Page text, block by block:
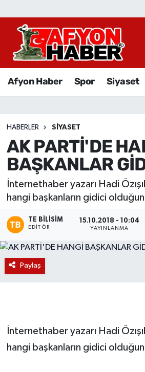
Afyon Haber Spor Siyaset
HABERLER SIYASET
AK PARTİ'DE
BAŞKANLAR
İnternethaber yazarı Hadi
hangi başkanların gidici
TE BILISIM
EDITÖR
15.10.2018 - 10:04
YAYINLANMA
Paylaş
İnternethaber yazarı Hadi
hangi başkanların gidici
Afyon Haber
Sağlık
Eğitim
Sivil Toplum
Ekonomi
Magazin
Etkinlikler